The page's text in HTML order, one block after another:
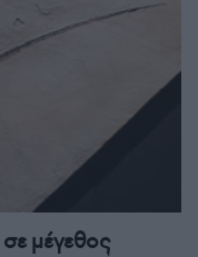
σε μέγεθος